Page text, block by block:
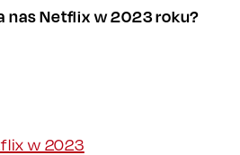
nas Netflix w 2023 roku?
w 2023